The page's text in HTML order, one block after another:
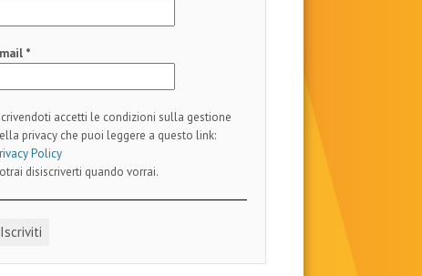
*
accetti le condizioni sulla gestione
privacy che puoi leggere a questo link:
Policy
disiscriverti quando vorrai.